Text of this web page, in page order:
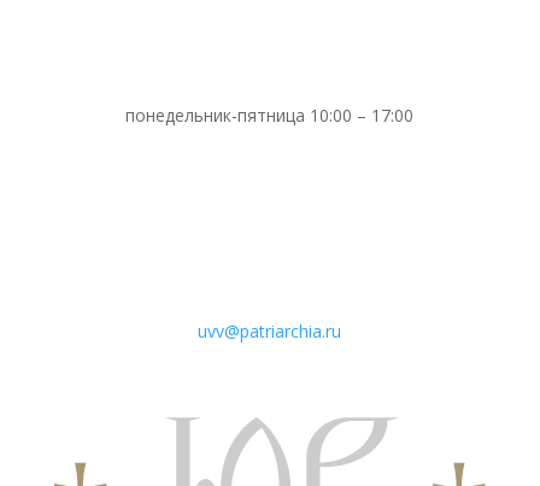
понедельник-пятница 10:00 – 17:00
uvv@patriarchia.ru